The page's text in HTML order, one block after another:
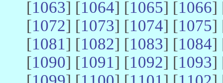
[1063] [1064] [1065] [1066]
[1072] [1073] [1074] [1075]
[1081] [1082] [1083] [1084]
[1090] [1091] [1092] [1093]